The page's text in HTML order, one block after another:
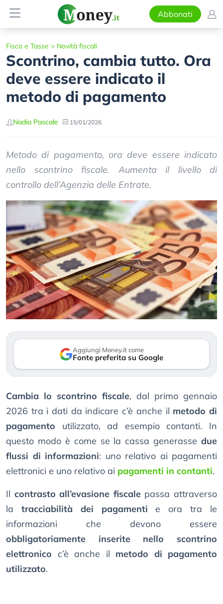
Abbonati
Fisco e Tasse > Novità fiscali
Scontrino, cambia tutto. Ora
deve essere indicato il
metodo di pagamento
Nadia Pascale 15/01/2026
Metodo di pagamento, ora deve essere indicato
nello scontrino fiscale. Aumenta il livello di
controllo dell’Agenzia delle Entrate.
Aggiungi Money.it come
Fonte preferita su Google
Cambia lo scontrino fiscale, dal primo gennaio
2026 tra i dati da indicare c’è anche il metodo di
pagamento utilizzato, ad esempio contanti. In
questo modo è come se la cassa generasse due
flussi di informazioni: uno relativo ai pagamenti
elettronici e uno relativo ai pagamenti in contanti.
Il contrasto all’evasione fiscalepassa attraverso
la tracciabilità dei pagamenti e ora tra le
informazioni che devono essere
obbligatoriamente inserite nello scontrino
elettronico c’è anche il metodo di pagamento
utilizzato.